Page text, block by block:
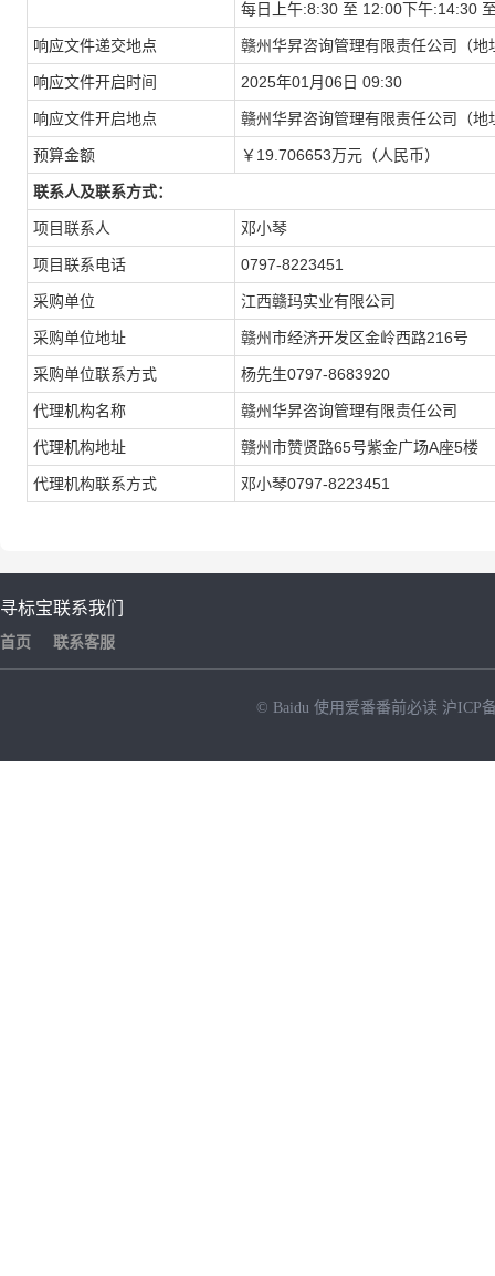
每日上午:8:30 至 12:00下午:14:30
响应文件递交地点 赣州华昇咨询管理有限责任公司（
响应文件开启时间 2025年01月06日 09:30
响应文件开启地点 赣州华昇咨询管理有限责任公司（
预算金额 ￥19.706653万元（人民币）
联系人及联系方式：
项目联系人 邓小琴
项目联系电话 0797-8223451
采购单位 江西赣玛实业有限公司
采购单位地址 赣州市经济开发区金岭西路216号
采购单位联系方式 杨先生0797-8683920
代理机构名称 赣州华昇咨询管理有限责任公司
代理机构地址 赣州市赞贤路65号紫金广场A座5楼
代理机构联系方式 邓小琴0797-8223451
寻标宝
首页
联系我们
联系客服
© Baidu 使用爱番番前必读 沪ICP